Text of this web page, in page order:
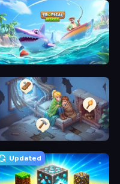
Tropical Merge
Merge Haven
Updated